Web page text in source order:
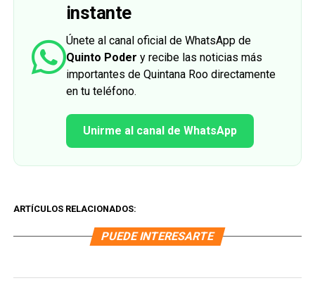
instante
Únete al canal oficial de WhatsApp de
Quinto Poder y recibe las noticias más
importantes de Quintana Roo directamente
en tu teléfono.
Unirme al canal de WhatsApp
ARTÍCULOS RELACIONADOS:
PUEDE INTERESARTE